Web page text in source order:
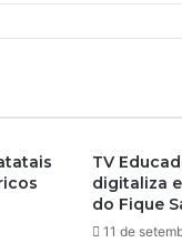
TV
digitaliza
do Fique
11 de